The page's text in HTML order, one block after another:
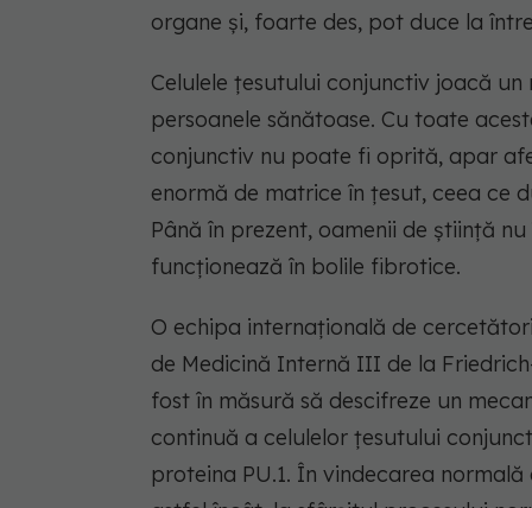
organe și, foarte des, pot duce la
Celulele țesutului conjunctiv joacă
persoanele sănătoase. Cu toate
conjunctiv nu poate fi oprită, apar
enormă de matrice în țesut, ceea ce
Până în prezent, oamenii de știință
funcționează în bolile fibrotice.
O echipa internațională de
de Medicină Internă III de la
fost în măsură să descifreze un
continuă a celulelor țesutului
proteina PU.1. În vindecarea